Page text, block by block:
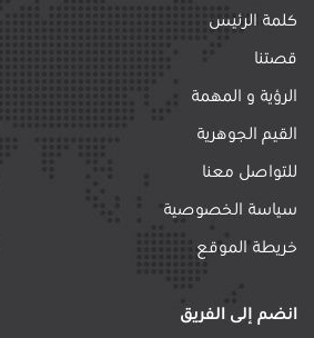
كلمة الرئيس
قصتنا
الرؤية و المهمة
القيم الجوهرية
للتواصل معنا
سياسة الخصوصية
خريطة الموقع
انضم إلى الفريق